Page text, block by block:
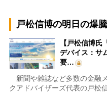
戸松信博の明日の爆
【戸松信博
デバイス：サ
要…
新聞や雑誌など多数の金融
クアドバイザーズ代表の戸松